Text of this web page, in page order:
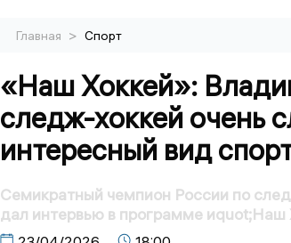
Главная > Спорт
«Наш Хоккей»:
следж-хоккей очень
интересный вид
Семикратный чемпион России по
дал интервью в программе иquot;Наш